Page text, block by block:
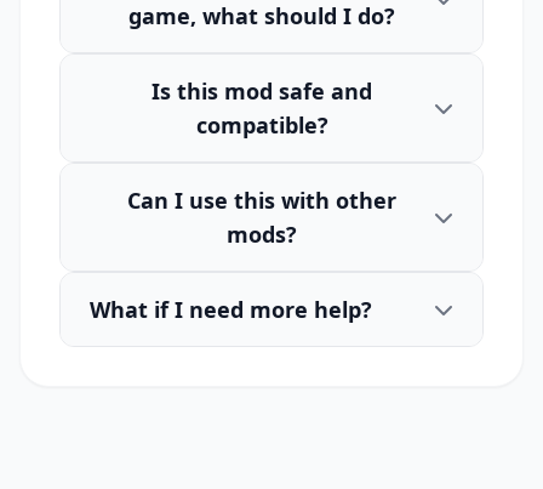
game, what should I do?
Is this mod safe and
compatible?
Can I use this with other
mods?
What if I need more help?